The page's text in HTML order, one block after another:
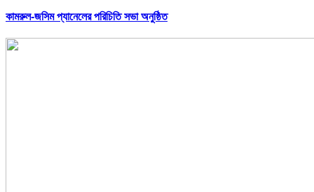
কামরুল-জসিম প্যানেলের পরিচিতি সভা অনুষ্ঠিত